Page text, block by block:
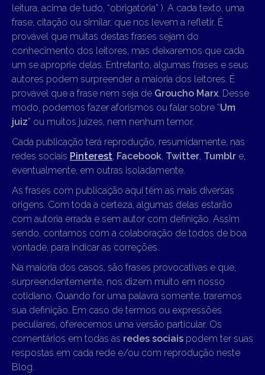
leitura, acima de tudo, “obrigatória” ). A cada texto, uma
frase, citação ou similar, que nos levem a refletir. É
provável que muitas destas frases sejam do
conhecimento dos leitores, mas deixaremos que cada
um se aproprie delas. Entretanto, algumas frases e seus
autores podem surpreender a maioria dos leitores. É
provável que a frase nem seja de Groucho Marx . Desse
modo, podemos fazer aforismos ou falar sobre “Um
juiz” ou muitos juízes, nem nenhum temor.
Cada publicação terá reprodução, resumidamente, nas
redes sociais Pinterest Facebook Twitter Tumblr e,
eventualmente, em outras isoladamente.
As frases com publicação aqui têm as mais diversas
origens. Com toda a certeza, algumas delas estarão
com autoria errada e sem autor com definição. Assim
sendo, contamos com a colaboração de todos de boa
vontade, para indicar as correções.
Na maioria dos casos, são frases provocativas e que,
surpreendentemente, nos dizem muito em nosso
cotidiano. Quando for uma palavra somente, traremos
sua definição. Em caso de termos ou expressões
peculiares, oferecemos uma versão particular. Os
comentários em todas as redes sociais podem ter suas
respostas em cada rede e/ou com reprodução neste
Blog.